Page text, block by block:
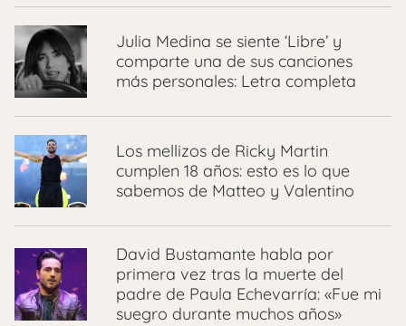
Julia Medina se siente ‘Libre’ y
comparte una de sus canciones
más personales: Letra completa
Los mellizos de Ricky Martin
cumplen 18 años: esto es lo que
sabemos de Matteo y Valentino
David Bustamante habla por
primera vez tras la muerte del
padre de Paula Echevarría: «Fue mi
suegro durante muchos años»